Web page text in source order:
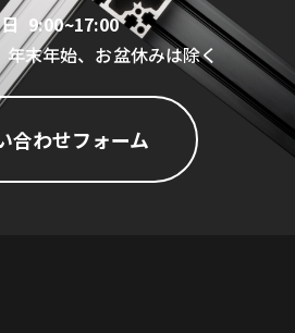
9:00~17:00
末年始、お盆休みは除く
合わせフォーム